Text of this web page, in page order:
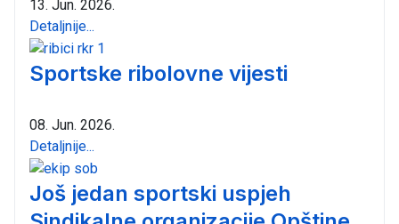
13. Jun. 2026.
Detaljnije...
Sportske ribolovne vijesti
08. Jun. 2026.
Detaljnije...
Još jedan sportski uspjeh